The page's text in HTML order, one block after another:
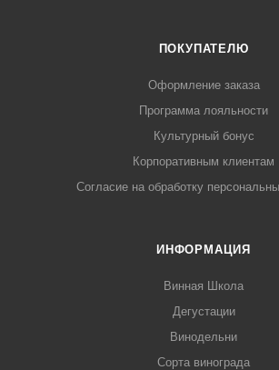
ПОКУПАТЕЛЮ
Оформление заказа
Программа лояльности
Культурный бонус
Корпоративным клиентам
Согласие на обработку
ИНФОРМАЦИЯ
Винная Школа
Дегустации
Винодельни
Сорта винограда